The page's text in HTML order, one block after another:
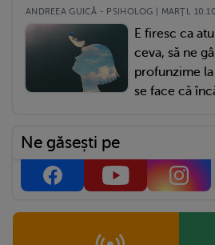
ANDREEA GUICĂ - PSIHOLOG | MARŢI,
E firesc ca
ceva, să ne
profunzime
se face că
Ne găsești pe